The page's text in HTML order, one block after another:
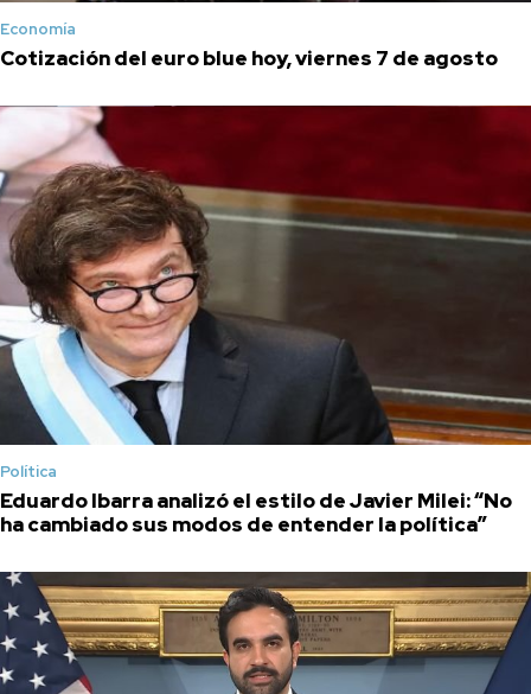
Economía
Cotización del euro blue hoy, viernes 7 de agosto
Política
Eduardo Ibarra analizó el estilo de Javier Milei: “No
ha cambiado sus modos de entender la política”